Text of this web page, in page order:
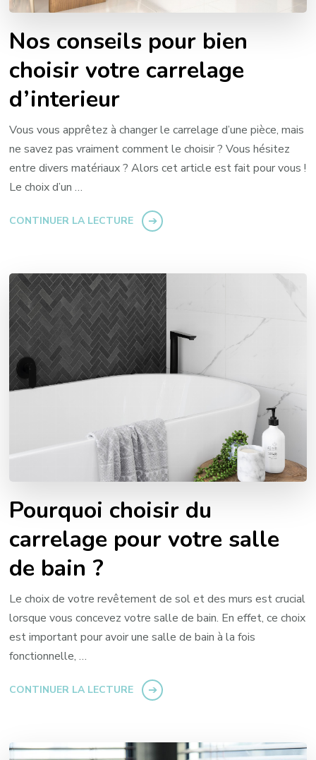
Nos conseils pour bien
choisir votre carrelage
d’interieur
Vous vous apprêtez à changer le carrelage d’une pièce, mais
ne savez pas vraiment comment le choisir ? Vous hésitez
entre divers matériaux ? Alors cet article est fait pour vous !
Le choix d’un …
CONTINUER LA LECTURE
Pourquoi choisir du
carrelage pour votre salle
de bain ?
Le choix de votre revêtement de sol et des murs est crucial
lorsque vous concevez votre salle de bain. En effet, ce choix
est important pour avoir une salle de bain à la fois
fonctionnelle, …
CONTINUER LA LECTURE